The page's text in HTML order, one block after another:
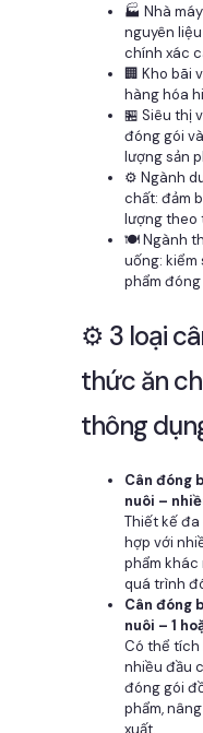
🏭 Nhà
nguyên
chính xác
🏢 Kho bãi
hàng hóa
🏪 Siêu thị
đóng gói
lượng sản
⚙️ Ngành
chất: đảm
lượng theo
🍽️ Ngành
uống: kiểm
phẩm đóng
⚙️ 3 loại
thức ăn
thông
Cân đóng
nuôi –
Thiết kế
hợp với
phẩm khác
quá trình
Cân đóng
nuôi – 1
Có thể tích
nhiều đầu
đóng gói
phẩm,
xuất.